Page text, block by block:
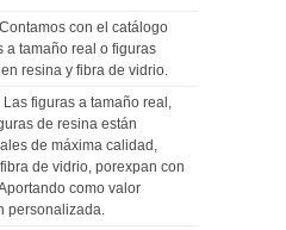
Contamos con el catálogo
a tamaño real o figuras
resina y fibra de vidrio.
Las figuras a tamaño real,
de resina están
de máxima calidad,
de vidrio, porexpan con
como valor
personalizada.